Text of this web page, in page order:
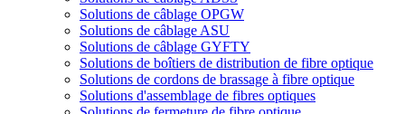
Solutions de câblage OPGW
Solutions de câblage ASU
Solutions de câblage GYFTY
Solutions de boîtiers de distribution de fibre optique
Solutions de cordons de brassage à fibre optique
Solutions d'assemblage de fibres optiques